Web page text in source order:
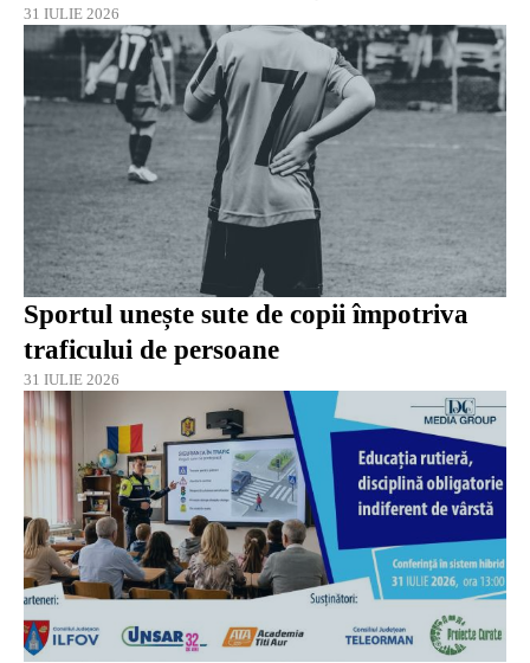
31 IULIE 2026
Sportul unește sute de copii împotriva
traficului de persoane
31 IULIE 2026